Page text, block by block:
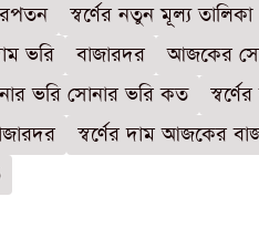
স্বর্ণের নতুন মূল্য তালিকা
ভরি বাজারদর
আজকের
ভরি সোনার ভরি কত
স্বর্ণের দাম আজকের